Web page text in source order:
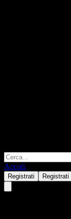
Accedi
Registrati Registrati